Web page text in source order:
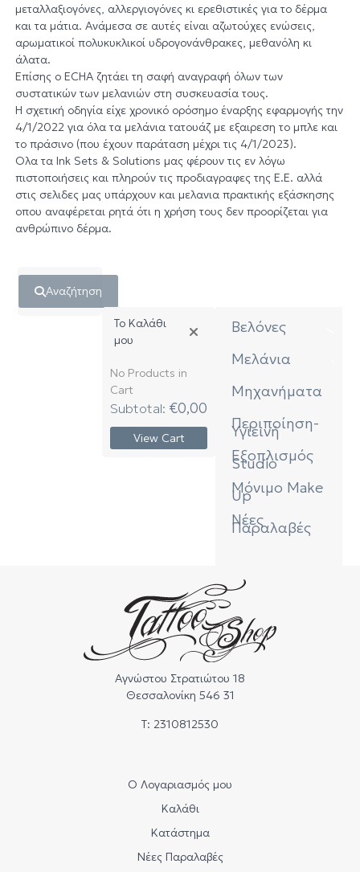
μεταλλαξιογόνες, αλλεργιογόνες κι ερεθιστικές για το δέρμα
και τα μάτια. Ανάμεσα σε αυτές είναι αζωτούχες ενώσεις,
αρωματικοί πολυκυκλικοί υδρογονάνθρακες, μεθανόλη κι
άλατα.
Επίσης ο ECHA ζητάει τη σαφή αναγραφή όλων των
συστατικών των μελανιών στη συσκευασία τους.
Η σχετική οδηγία είχε χρονικό ορόσημο έναρξης εφαρμογής την
4/1/2022 για όλα τα μελάνια τατουάζ με εξαιρεση το μπλε και
το πράσινο (που έχουν παράταση μέχρι τις 4/1/2023).
Ολα τα Ink Sets & Solutions μας φέρουν τις εν λόγω
πιστοποιήσεις και πληρούν τις προδιαγραφες της Ε.Ε. αλλά
στις σελιδες μας υπάρχουν και μελανια πρακτικής εξάσκησης
οπου αναφέρεται ρητά ότι η χρήση τους δεν προορίζεται για
ανθρώπινο δέρμα.
Αναζήτηση
Το Καλάθι
μου
No Products in
Cart
Subtotal: €0,00
View Cart
Βελόνες
Συμβατές
Βελόνες
Κλασικές
Βελόνες
Liner
Round
Shader
Curved
Μελάνια
Black &
Greys
White &
Yellows
Greens
Indigos
Pinks
Browns
Μηχανήματα
Πένες
Τροφοδοτικά
&
Παρελκόμενα
Pedal
Περιποίηση-
Υγιεινή
Περιποίηση
Stencil
Εξοπλισμός
Studio
Αξεσουάρ
Στούντιο
Φωτισμός
Μόνιμο Make
Up
Νέες
Παραλαβές
Αγνώστου Στρατιώτου 18
Θεσσαλονίκη 546 31
Τ: 2310812530
Ο Λογαριασμός μου
Καλάθι
Κατάστημα
Νέες Παραλαβές